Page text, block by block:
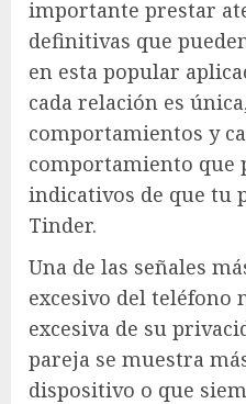
importante prestar
definitivas que
en esta popular
cada relación es
comportamientos y
comportamiento que
indicativos de que tu
Tinder.
Una de las señales
excesivo del teléfono
excesiva de su
pareja se muestra
dispositivo o que